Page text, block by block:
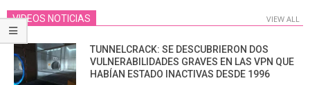
VIDEOS NOTICIAS VIEW ALL
TUNNELCRACK: SE DESCUBRIERON DOS
VULNERABILIDADES GRAVES EN LAS VPN QUE
HABÍAN ESTADO INACTIVAS DESDE 1996